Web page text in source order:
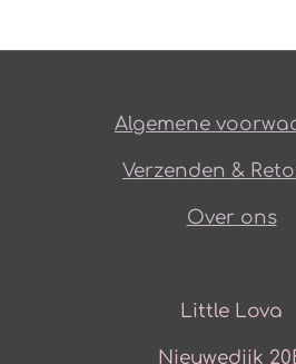
Algemene
Verzenden &
Over ons
Little Lova
Nieuwedijk